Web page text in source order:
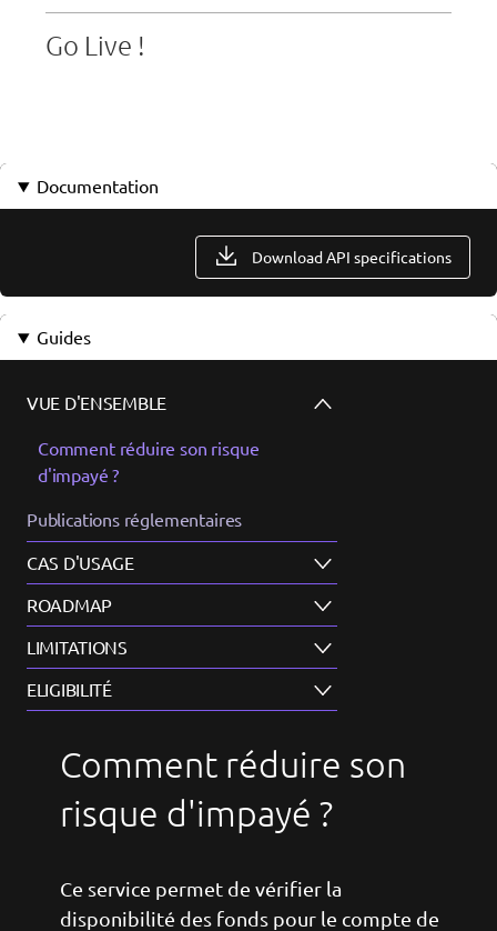
Go Live !
Documentation
Download API specifications
Guides
VUE D'ENSEMBLE
Comment réduire son risque
d'impayé ?
Publications réglementaires
CAS D'USAGE
ROADMAP
LIMITATIONS
ELIGIBILITÉ
Comment réduire son
risque d'impayé ?
Ce service permet de vérifier la
disponibilité des fonds pour le compte de